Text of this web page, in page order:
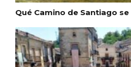
Qué Camino de Santiago